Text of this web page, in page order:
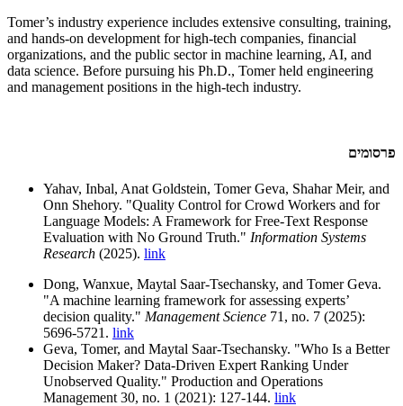
Tomer’s industry experience includes extensive consulting, training,
and hands-on development for high-tech companies, financial
organizations, and the public sector in machine learning, AI, and
data science. Before pursuing his Ph.D., Tomer held engineering
and management positions in the high-tech industry.
פרסומים
Yahav, Inbal, Anat Goldstein, Tomer Geva, Shahar Meir, and
Onn Shehory. "Quality Control for Crowd Workers and for
Language Models: A Framework for Free-Text Response
Evaluation with No Ground Truth." Information Systems
Research (2025). link
Dong, Wanxue, Maytal Saar-Tsechansky, and Tomer Geva.
"A machine learning framework for assessing experts’
decision quality." Management Science 71, no. 7 (2025):
5696-5721. link
Geva, Tomer, and Maytal Saar‐Tsechansky. "Who Is a Better
Decision Maker? Data‐Driven Expert Ranking Under
Unobserved Quality." Production and Operations
Management 30, no. 1 (2021): 127-144. link